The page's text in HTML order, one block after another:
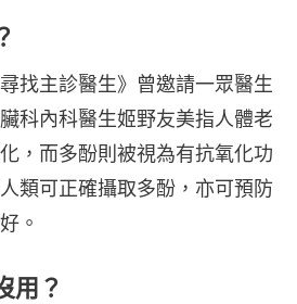
找主診醫生》曾邀請一眾醫生
科內科醫生姬野友美指人體老
，而多酚則被視為有抗氧化功
類可正確攝取多酚，亦可預防
。
用？